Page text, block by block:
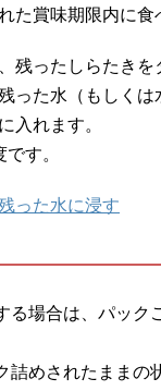
た賞味期限内に食
残ったしらたきを
った水（もしくは
入れます。
す。
った水に浸す
る場合は、パック
詰めされたままの